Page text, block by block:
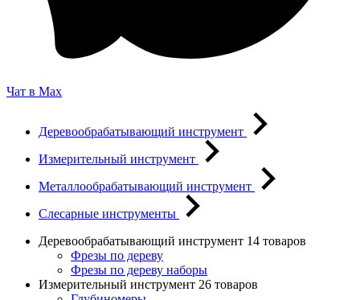
Чат в Max
Деревообрабатывающий инструмент
Измерительный инструмент
Металлообрабатывающий инструмент
Слесарные инструменты
Деревообрабатывающий инструмент 14 товаров
Фрезы по дереву
Фрезы по дереву наборы
Измерительный инструмент 26 товаров